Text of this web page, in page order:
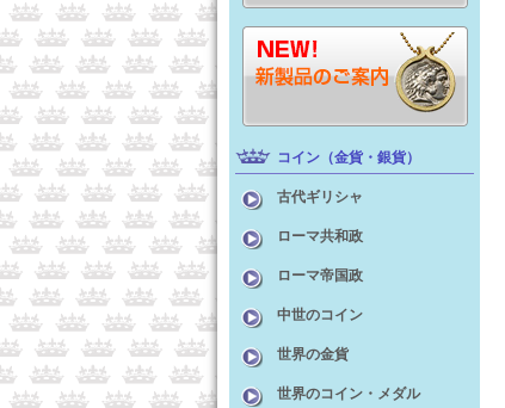
コイン（金貨・銀貨）
古代ギリシャ
ローマ共和政
ローマ帝国政
中世のコイン
世界の金貨
世界のコイン・メダル